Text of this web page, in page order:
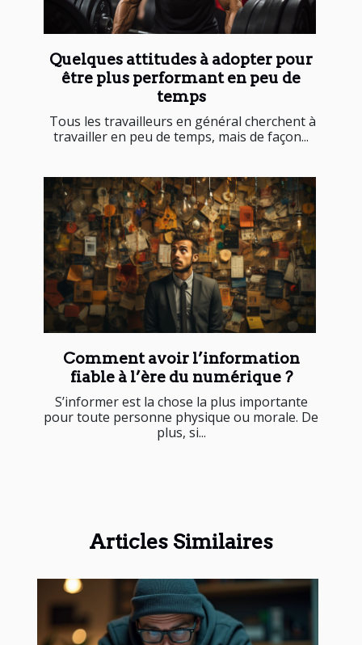
Quelques attitudes à adopter pour
être plus performant en peu de
temps
Tous les travailleurs en général cherchent à
travailler en peu de temps, mais de façon...
Comment avoir l’information
fiable à l’ère du numérique ?
S’informer est la chose la plus importante
pour toute personne physique ou morale. De
plus, si...
Articles Similaires